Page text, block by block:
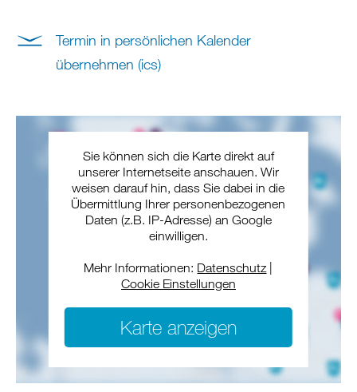
Termin in persönlichen Kalender
übernehmen (ics)
Sie können sich die Karte direkt auf
unserer Internetseite anschauen. Wir
weisen darauf hin, dass Sie dabei in die
Übermittlung Ihrer personenbezogenen
Daten (z.B. IP-Adresse) an Google
einwilligen.
Mehr Informationen: Datenschutz
Cookie Einstellungen
Karte anzeigen